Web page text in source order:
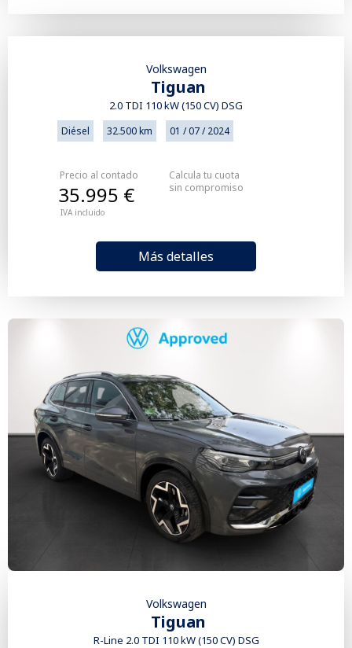
Volkswagen
Tiguan
2.0 TDI 110 kW (150 CV) DSG
Diésel 32.500 km 01 / 07 / 2024
Precio al contado
IVA incluido
35.995 €
Más detalles
Calcula tu cuota
sin compromiso
Volkswagen
Tiguan
R-Line 2.0 TDI 110 kW (150 CV) DSG